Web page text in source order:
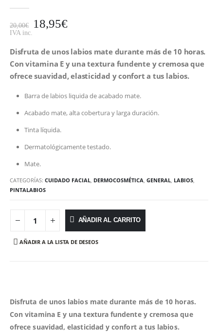
20,00€ 18,95€
IVA inc.
Disfruta de unos labios mate durante más de 10 horas.
Con vitamina E y una textura fundente y cremosa que
ofrece suavidad, elasticidad y confort a tus labios.
Barra de labios liquida de acabado mate.
Acabado mate, alta cobertura y larga duración.
Tinta líquida.
Dermatológicamente testado.
Mate.
CATEGORÍAS: CUIDADO FACIAL, DERMOCOSMÉTICA, GENERAL, LABIOS,
PINTALABIOS
AÑADIR AL CARRITO
AÑADIR A LA LISTA DE DESEOS
Disfruta de unos labios mate durante más de 10 horas.
Con vitamina E y una textura fundente y cremosa que
ofrece suavidad, elasticidad y confort a tus labios.